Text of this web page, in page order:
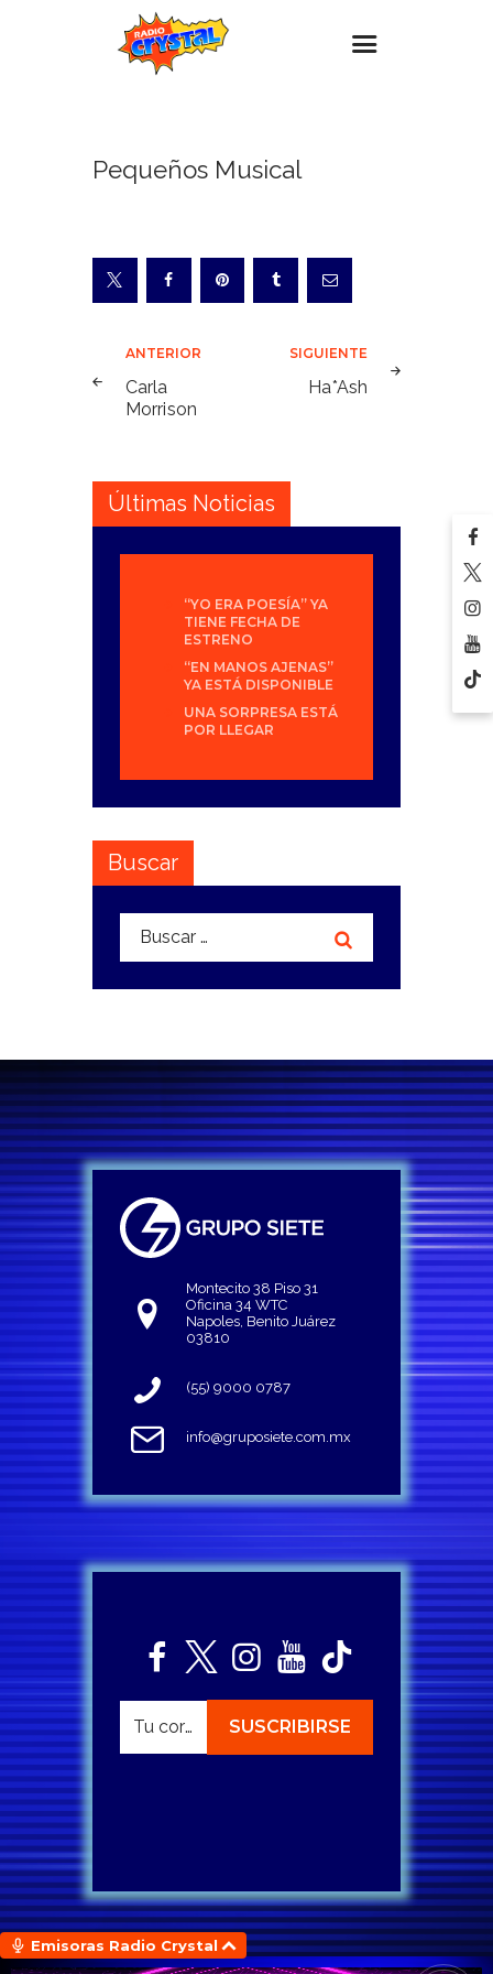
Estaciones
Promociones
Noticias
Contacto
Pequeños Musical
Navegación
de
entradas
ANTERIOR
Carla
Morrison
SIGUIENTE
Ha*Ash
Últimas Noticias
“YO ERA POESÍA” YA
TIENE FECHA DE
ESTRENO
“EN MANOS AJENAS”
YA ESTÁ DISPONIBLE
UNA SORPRESA ESTÁ
POR LLEGAR
Buscar
Buscar:
Montecito 38 Piso 31
Oficina 34 WTC
Napoles, Benito Juárez
03810
(55) 9000 0787
info@gruposiete.com.mx
Emisoras Radio Crystal